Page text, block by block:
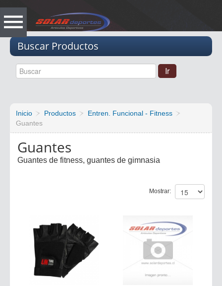
Buscar Productos
Inicio Productos
Entren. Funcional - Fitness
Guantes
Guantes
Guantes de fitness, guantes de gimnasia
Mostrar: